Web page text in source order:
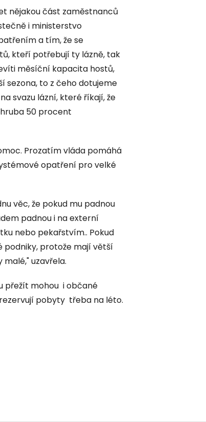
nějakou část zaměstnanců
i ministerstvo
a tím, že se
kteří potřebují ty lázně, tak
měsíční kapacita hostů,
sezona, to z čeho dotujeme
svazu lázní, které říkají, že
50 procent
Prozatím vláda pomáhá
opatření pro velké
věc, že pokud mu padnou
padnou i na externí
nebo pekařstvím.. Pokud
protože mají větší
uzavřela.
přežít mohou i občané
pobyty třeba na léto.